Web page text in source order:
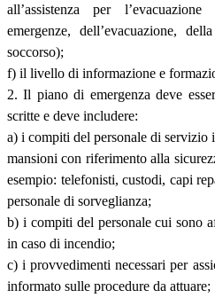
all’assistenza per
emergenze, dell’evacuazione,
soccorso);
f) il livello di informazione e
2. Il piano di emergenza deve
scritte e deve includere:
a) i compiti del personale di servizio
mansioni con riferimento alla
esempio: telefonisti, custodi, capi
personale di sorveglianza;
b) i compiti del personale cui sono
in caso di incendio;
c) i provvedimenti necessari per
informato sulle procedure da attuare;